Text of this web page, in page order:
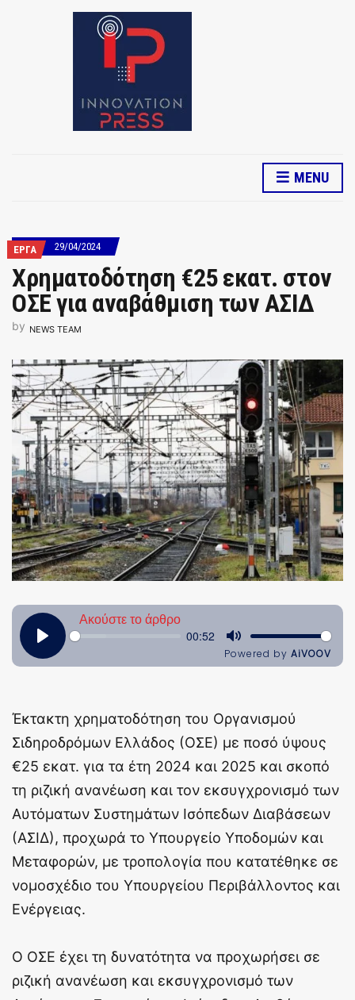
MENU
ΕΡΓΑ 29/04/2024
Χρηματοδότηση €25 εκατ. στον
ΟΣΕ για αναβάθμιση των ΑΣΙΔ
by NEWS TEAM
Έκτακτη χρηματοδότηση του Οργανισμού
Σιδηροδρόμων Ελλάδος (ΟΣΕ) με ποσό ύψους
€25 εκατ. για τα έτη 2024 και 2025 και σκοπό
τη ριζική ανανέωση και τον εκσυγχρονισμό των
Αυτόματων Συστημάτων Ισόπεδων Διαβάσεων
(ΑΣΙΔ), προχωρά το Υπουργείο Υποδομών και
Μεταφορών, με τροπολογία που κατατέθηκε σε
νομοσχέδιο του Υπουργείου Περιβάλλοντος και
Ενέργειας.
Ο ΟΣΕ έχει τη δυνατότητα να προχωρήσει σε
ριζική ανανέωση και εκσυγχρονισμό των